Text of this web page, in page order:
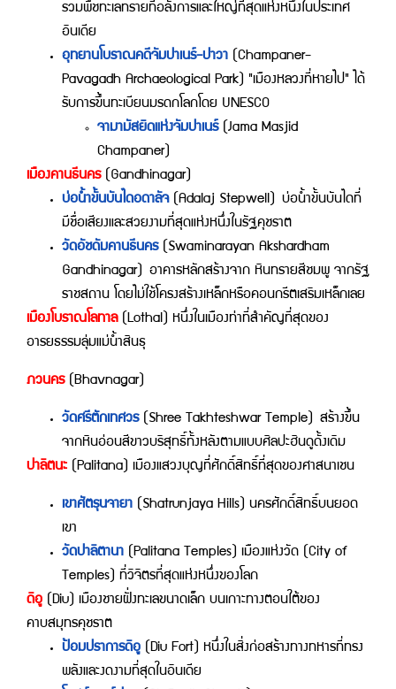
รวมพืชทะเลทรายที่อลังการและใหญ่ที่สุดแห่งหนึ่งในประเทศ
อินเดีย
อุทยานโบราณคดีจัมปาเนร์-ปาวา (Champaner-
Pavagadh Archaeological Park) "เมืองหลวงที่หายไป" ได้
รับการขึ้นทะเบียนมรดกโลกโดย UNESCO
จามามัสยิดแห่งจัมปาเนร์(Jama Masjid
Champaner)
เมืองคานธีนคร(Gandhinagar)
บ่อน้ำขั้นบันไดอดาลัจ(Adalaj Stepwell) บ่อน้ำขั้นบันไดที่
มีชื่อเสียงและสวยงามที่สุดแห่งหนึ่งในรัฐคุชราต
วัดอัชดัมคานธีนคร (Swaminarayan Akshardham
Gandhinagar) อาคารหลักสร้างจาก หินทรายสีชมพู จากรัฐ
ราชสถาน โดยไม่ใช้โครงสร้างเหล็กหรือคอนกรีตเสริมเหล็กเลย
เมืองโบราณโลทาล(Lothal) หนึ่งในเมืองท่าที่สำคัญที่สุดของ
อารยธรรมลุ่มแม่น้ำสินธุ
ภวนคร(Bhavnagar)
วัดศรีตักเทศวร(Shree Takhteshwar Temple) สร้างขึ้น
จากหินอ่อนสีขาวบริสุทธิ์ทั้งหลังตามแบบศิลปะฮินดูดั้งเดิม
ปาลิตนะ (Palitana) เมืองแสวงบุญที่ศักดิ์สิทธิ์ที่สุดของศาสนาเชน
เขาศัตรุนจายา (Shatrunjaya Hills) นครศักดิ์สิทธิ์บนยอด
เขา
วัดปาลิตานา (Palitana Temples) เมืองแห่งวัด (City of
Temples) ที่วิจิตรที่สุดแห่งหนึ่งของโลก
ดิอู (Diu) เมืองชายฝั่งทะเลขนาดเล็ก บนเกาะทางตอนใต้ของ
คาบสมุทรคุชราต
ป้อมปราการดิอู (Diu Fort) หนึ่งในสิ่งก่อสร้างทางทหารที่ทรง
พลังและงดงามที่สุดในอินเดีย